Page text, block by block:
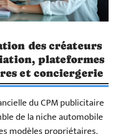
des créateurs
plateformes
et conciergerie
du CPM publicitaire
de la niche automobile